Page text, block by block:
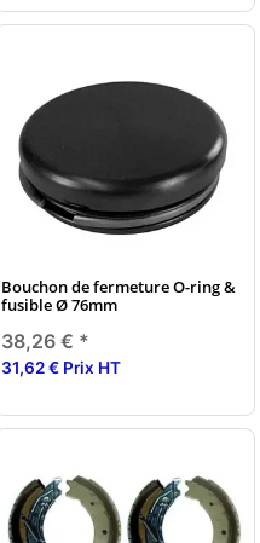
Bouchon de fermeture O-ring &
fusible Ø 76mm
38,26 € *
31,62 € Prix HT